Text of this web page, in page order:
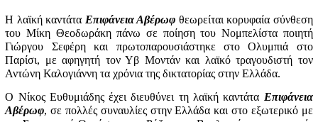
Η λαϊκή καντάτα Επιφάνεια Αβέρωφ θεωρείται κορυφαία σύνθεση
του Μίκη Θεοδωράκη πάνω σε ποίηση του Νομπελίστα ποιητή
Γιώργου Σεφέρη και πρωτοπαρουσιάστηκε στο Ολυμπιά στο
Παρίσι, με αφηγητή τον Υβ Μοντάν και λαϊκό τραγουδιστή τον
Αντώνη Καλογιάννη τα χρόνια της δικτατορίας στην Ελλάδα.
Ο Νίκος Ευθυμιάδης έχει διευθύνει τη λαϊκή καντάτα Επιφάνεια
Αβέρωφ, σε πολλές συναυλίες στην Ελλάδα και στο εξωτερικό με